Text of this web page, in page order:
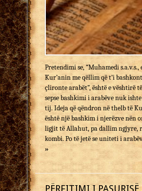
Pretendimi se, “Muhamedi
Kur’anin me që­llim që t’i
çlironte arabët”, është e vë­sh­tirë
sepse bashkimi i arabëve nuk
tij. Ideja që qëndron në thelb të
është një ba­sh­kim i njerëzve nën
ligjit të Allahut, pa dallim ngjyre,
kombi. Po të jetë se uniteti i
»